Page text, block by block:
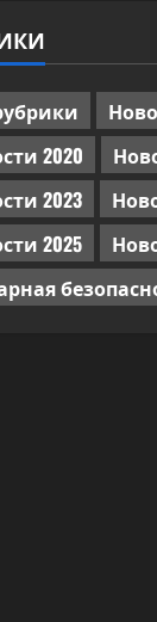
2020
2023
2025